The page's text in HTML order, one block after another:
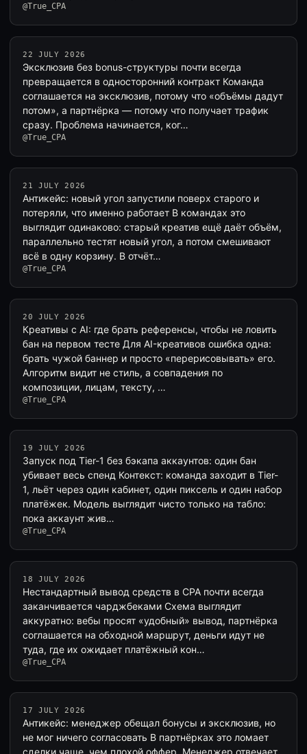
@True_CPA
22 JULY 2026
Эксклюзив без bonus-структуры почти всегда
превращается в односторонний контракт Команда
соглашается на эксклюзив, потому что «объёмы дадут
потом», а партнёрка — потому что получает трафик
сразу. Проблема начинается, ког…
@True_CPA
21 JULY 2026
Антикейс: новый угол запустили поверх старого и
потеряли, что именно работает В командах это
выглядит одинаково: старый креатив ещё даёт объём,
параллельно тестят новый угол, а потом смешивают
всё в одну корзину. В отчёт…
@True_CPA
20 JULY 2026
Креативы с AI: где брать референсы, чтобы не ловить
бан на первом тесте Для AI-креативов ошибка одна:
брать чужой баннер и просто «перерисовывать» его.
Алгоритм видит не стиль, а совпадения по
композиции, лицам, тексту, …
@True_CPA
19 JULY 2026
Запуск под Tier-1 без бэкапа аккаунтов: один бан
убивает весь спенд Контекст: команда заходит в Tier-
1, льёт через один кабинет, один пиксель и один набор
платёжек. Модель выглядит чисто только на табло:
пока аккаунт жив…
@True_CPA
18 JULY 2026
Нестандартный вывод средств в CPA почти всегда
заканчивается чарджбеками Схема выглядит
аккуратно: вебы просят «удобный» вывод, партнёрка
соглашается на обходной маршрут, деньги идут не
туда, где их ожидает платёжный кон…
@True_CPA
17 JULY 2026
Антикейс: менеджер обещал бонусы и эксклюзив, но
не мог ничего согласовать В партнёрках это ломает
сделки чаще, чем плохой оффер. Менеджер отвечает